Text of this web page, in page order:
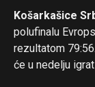
Košarkašice
polufinalu
rezultatom
će u nedelju